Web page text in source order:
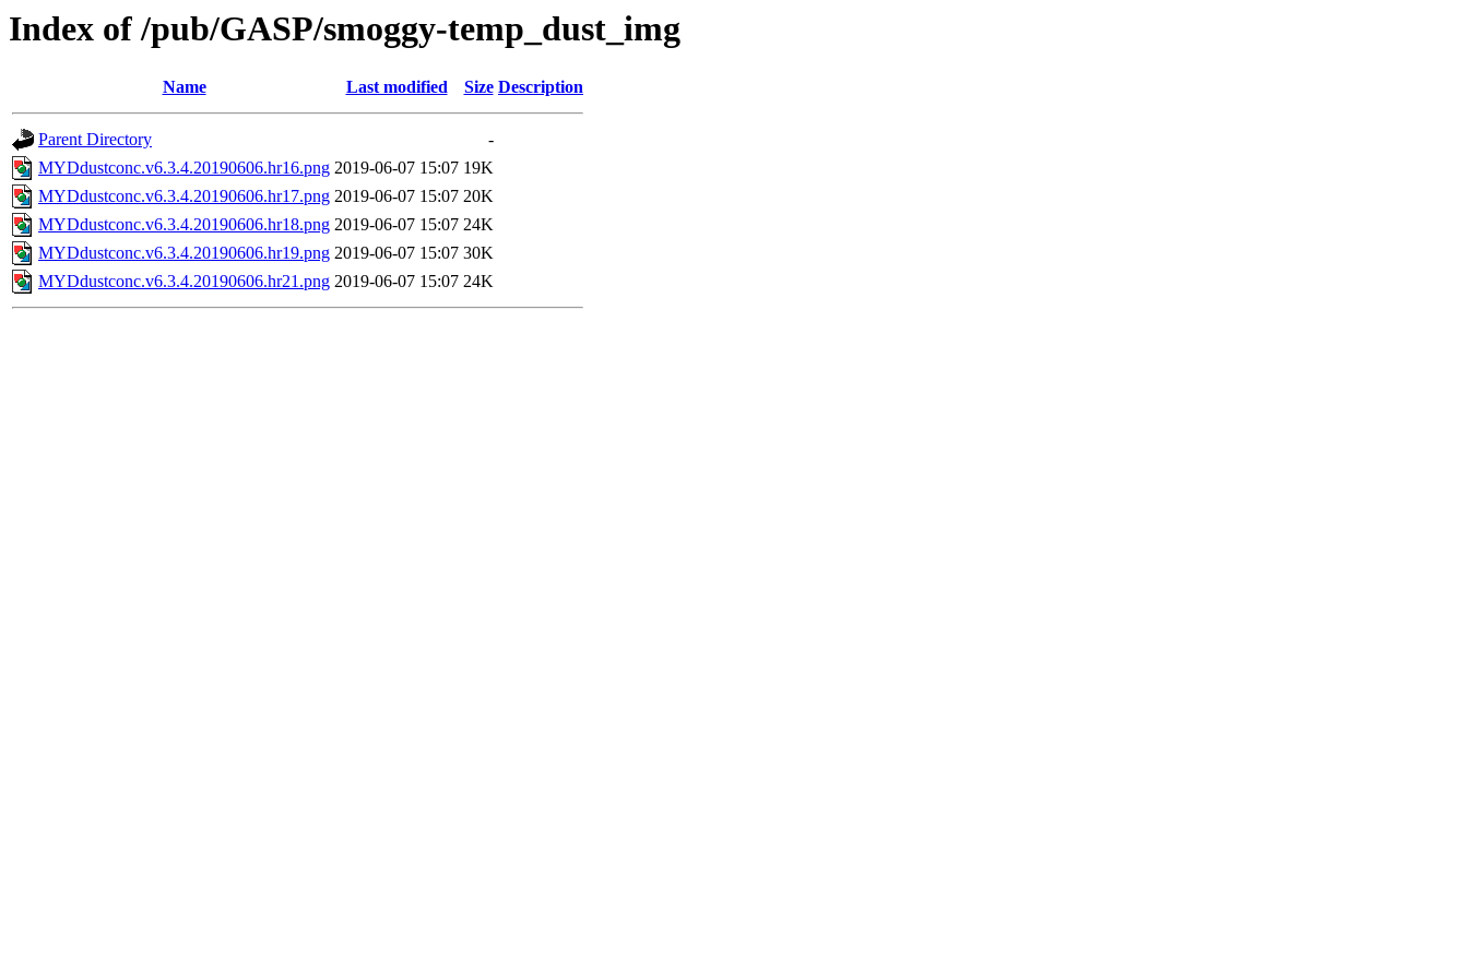
Index of /pub/GASP/smoggy-temp_dust_img
Name Last modified Size Description
Parent Directory
-
MYDdustconc.v6.3.4.20190606.hr16.png 2019-06-07 15:07 19K
MYDdustconc.v6.3.4.20190606.hr17.png 2019-06-07 15:07 20K
MYDdustconc.v6.3.4.20190606.hr18.png 2019-06-07 15:07 24K
MYDdustconc.v6.3.4.20190606.hr19.png 2019-06-07 15:07 30K
MYDdustconc.v6.3.4.20190606.hr21.png 2019-06-07 15:07 24K